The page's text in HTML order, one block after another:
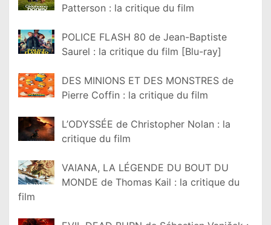
Patterson : la critique du film
POLICE FLASH 80 de Jean-Baptiste
Saurel : la critique du film [Blu-ray]
DES MINIONS ET DES MONSTRES de
Pierre Coffin : la critique du film
L’ODYSSÉE de Christopher Nolan : la
critique du film
VAIANA, LA LÉGENDE DU BOUT DU
MONDE de Thomas Kail : la critique du
film